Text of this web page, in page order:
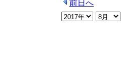
前日へ